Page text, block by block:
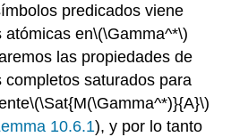
predicados viene
atómicas en\(\Gamma^*\)
las propiedades de
completossaturados para
\(\Sat{M(\Gamma^*)}{A}\)
10.6.1), y por lo tanto